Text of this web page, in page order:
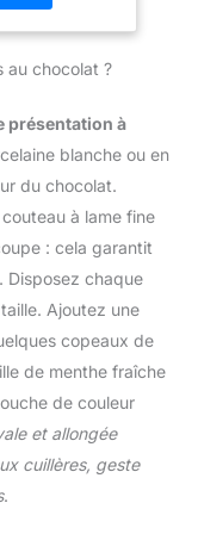
les plus
moules à
qualité
sortes de
Parfait
fromage
amuse-
et
décoratif
vases,
florales ou
saisonnières
à manger,
ou un
au chocolat ?
présentation à
blanche ou en
du chocolat.
à lame fine
: cela garantit
Disposez chaque
Ajoutez une
copeaux de
de menthe fraîche
de couleur
et allongée
cuillères, geste
.